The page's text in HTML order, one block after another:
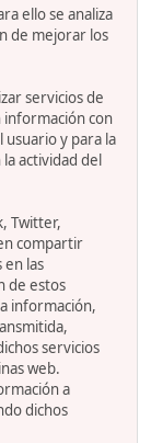
ello se analiza
de mejorar los
servicios de
con
y para la
actividad del
Twitter,
compartir
en las
de estos
información,
servicios
web.
a
dichos